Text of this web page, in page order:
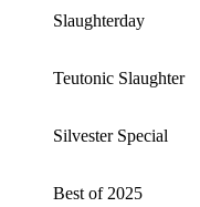
Slaughterday
Teutonic Slaughter
Silvester Special
Best of 2025